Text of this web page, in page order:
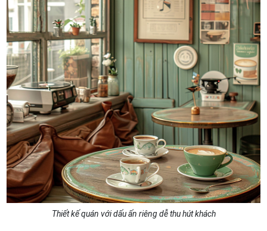
Thiết kế quán với dấu ấn riêng dễ thu hút khách